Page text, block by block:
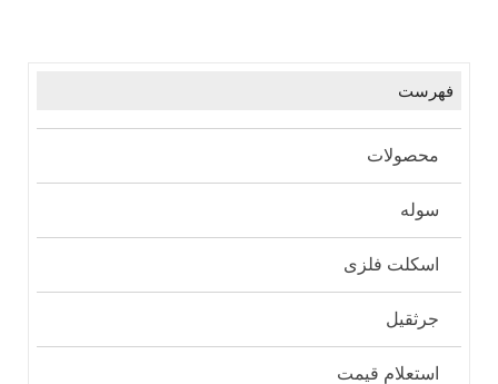
فهرست
محصولات
سوله
اسکلت فلزی
جرثقیل
استعلام قیمت